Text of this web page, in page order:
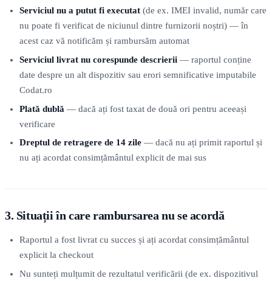
Serviciul nu a putut fi executat (de ex. IMEI invalid, număr care
nu poate fi verificat de niciunul dintre furnizorii noștri) — în
acest caz vă notificăm și rambursăm automat
Serviciul livrat nu corespunde descrierii — raportul conține
date despre un alt dispozitiv sau erori semnificative imputabile
Codat.ro
Plată dublă — dacă ați fost taxat de două ori pentru aceeași
verificare
Dreptul de retragere de 14 zile — dacă nu ați primit raportul și
nu ați acordat consimțământul explicit de mai sus
3. Situații în care rambursarea nu se acordă
Raportul a fost livrat cu succes și ați acordat consimțământul
explicit la checkout
Nu sunteți mulțumit de rezultatul verificării (de ex. dispozitivul